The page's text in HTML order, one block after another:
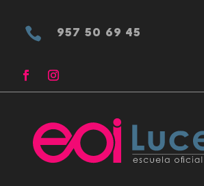
 957 50 69 45